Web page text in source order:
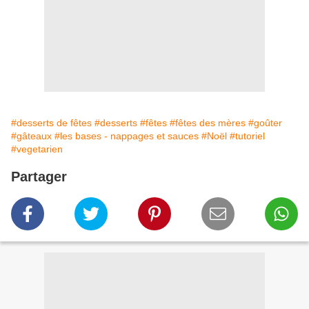
#desserts de fêtes #desserts #fêtes #fêtes des mères #goûter
#gâteaux #les bases - nappages et sauces #Noël #tutoriel
#vegetarien
Partager